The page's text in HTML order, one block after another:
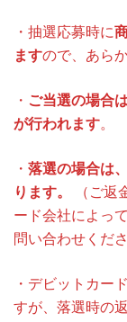
・抽選応募時に
ますので、あら
・ ご当選の場合
が行われます。
・ 落選の場合は
ります。
（ご
ード会社によっ
問い合わせくださ
・デビットカー
すが、落選時の